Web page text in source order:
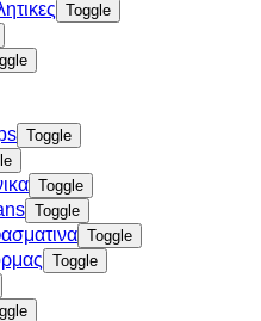
Toggle
Toggle
Toggle
Toggle
Toggle
Toggle